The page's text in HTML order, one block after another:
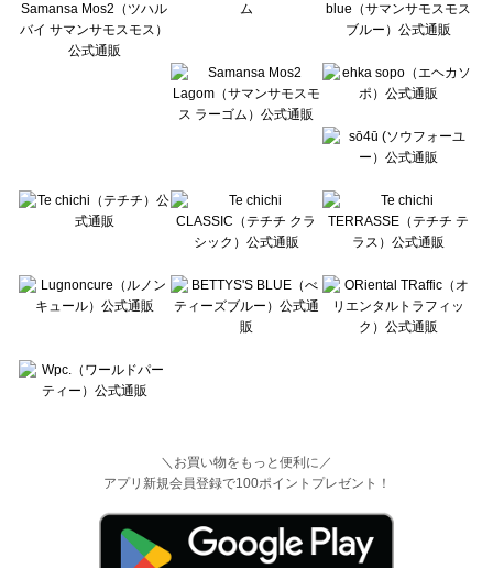
BETTY'S BLUE（べティーズブルー）の一覧
Wpc.（ワールドパーティー）の一覧
＼お買い物をもっと便利に／
アプリ新規会員登録で100ポイントプレゼント！